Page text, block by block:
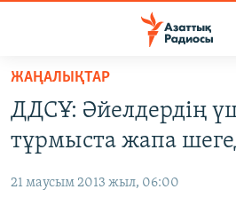
Skip
main
content
Skip
to
САЯСАТ
AZATTYQTV
ҚАҢТАР ОҚИҒАСЫ
ЖАҢАЛЫҚТАР
ДДСҰ: Әйелдердің
тұрмыста жапа
21 маусым 2013 жыл, 06:00